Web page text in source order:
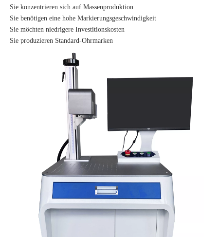
Sie konzentrieren sich auf Massenproduktion
Sie benötigen eine hohe Markierungsgeschwindigkeit
Sie möchten niedrigere Investitionskosten
Sie produzieren Standard-Ohrmarken